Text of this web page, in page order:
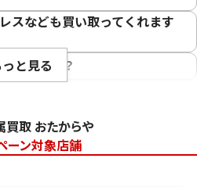
スなども買い取ってくれます
しますか？
銭やコインなども買取してもら
どれくらい時間がかかります
と見る
買取 おたからや
ーン対象店舗